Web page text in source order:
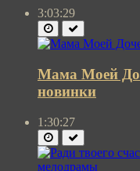
3:03:29
Мама Моей
новинки
1:30:27